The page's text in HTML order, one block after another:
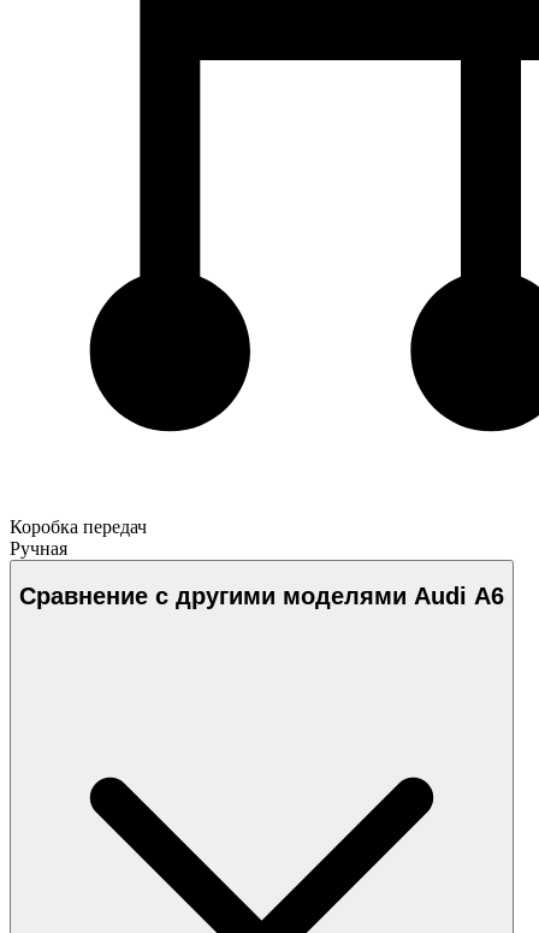
Коробка передач
Ручная
Сравнение с другими моделями Audi A6